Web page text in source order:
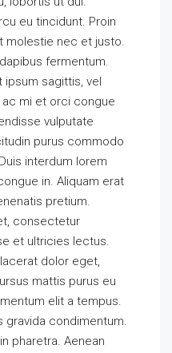
eu tincidunt. Proin
molestie nec et justo.
fermentum.
ipsum sagittis, vel
ac mi et orci congue
vulputate
purus commodo
interdum lorem
in. Aliquam erat
pretium.
consectetur
et ultricies lectus.
dolor eget,
mattis purus eu
elit a tempus.
gravida condimentum.
pharetra. Aenean